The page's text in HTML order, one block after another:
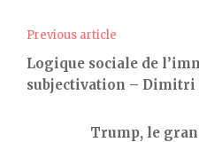
Previous article
Logique sociale de
subjectivation – Dimitri
Trump, le